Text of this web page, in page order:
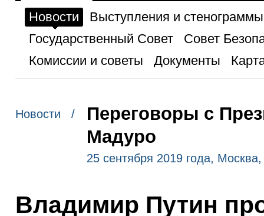
Новости
Выступления и стенограммы
Государственный Совет
Совет
Комиссии и советы
Документы
Новости /
Переговоры с
Мадуро
25 сентября 2019 года,
Владимир Путин